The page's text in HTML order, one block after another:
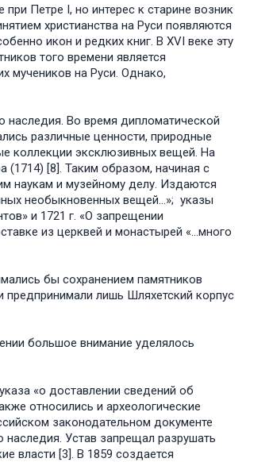
Петре I, но интерес к старине возник
христианства на Руси появляются
икон и редких книг. В XVI веке эту
того времени является
мучеников на Руси. Однако,
наследия. Во время дипломатической
различные ценности, природные
коллекции эксклюзивных вещей. На
(1714) [8]. Таким образом, начиная с
наукам и музейному делу. Издаются
необыкновенных вещей…»; указы
и 1721 г. «О запрещении
из церквей и монастырей «…много
бы сохранением памятников
предпринимали лишь Шляхетский корпус
большое внимание уделялось
«о доставлении сведений об
относились и археологические
законодательном документе
наследия. Устав запрещал разрушать
власти [3]. В 1859 создается